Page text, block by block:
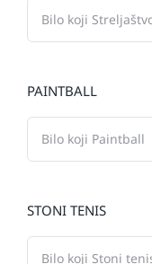
PAINTBALL
STONI TENIS